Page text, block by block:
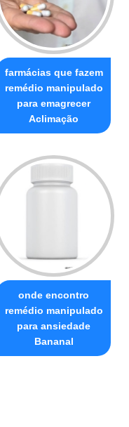
farmácias que fazem
remédio manipulado
para emagrecer
Aclimação
onde encontro
remédio manipulado
para ansiedade
Bananal